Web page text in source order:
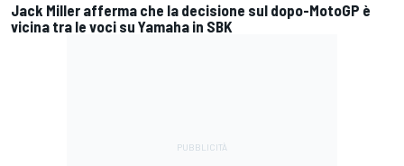
Jack Miller afferma che la decisione sul dopo-MotoGP è
vicina tra le voci su Yamaha in SBK